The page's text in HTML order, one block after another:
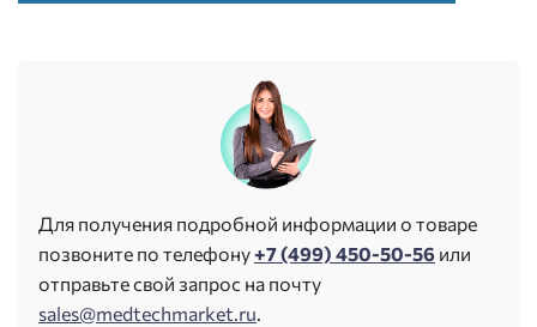
Для получения подробной информации о товаре
позвоните по телефону+7 (499) 450-50-56 или
отправьте свой запрос на почту
sales@medtechmarket.ru.